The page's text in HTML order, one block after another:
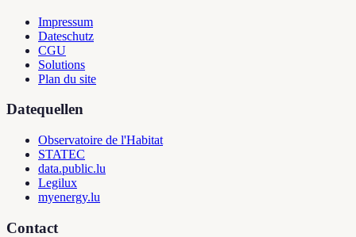
Impressum
Dateschutz
CGU
Solutions
Plan du site
Datequellen
Observatoire de l'Habitat
STATEC
data.public.lu
Legilux
myenergy.lu
Contact